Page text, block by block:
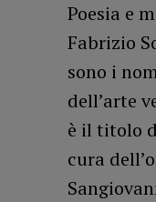
Poesia e
Fabrizio
sono i
dell’arte
è il titolo
cura